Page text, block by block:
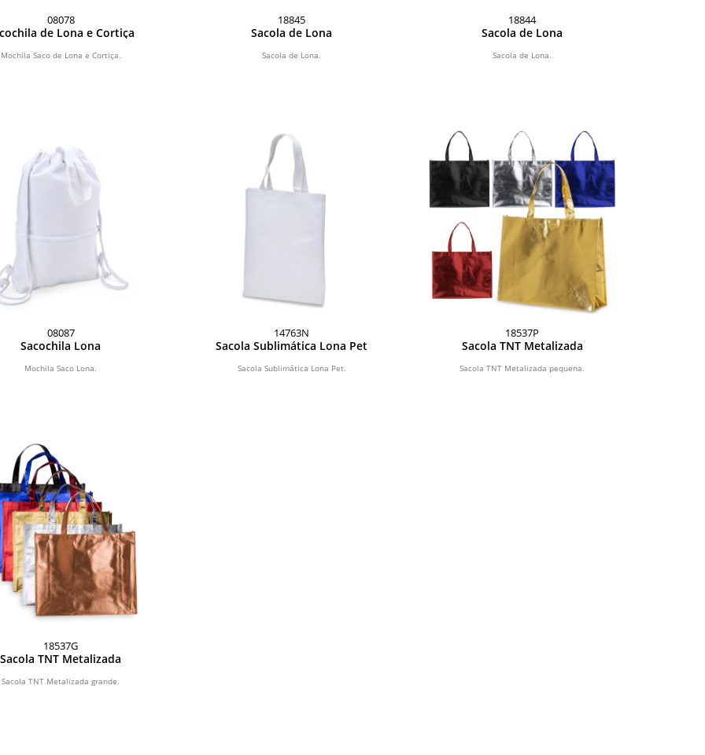
08078
de Lona e Cortiça
Mochila Saco de Lona e Cortiça.
18845
Sacola de Lona
Sacola de Lona.
18844
Sacola de Lona
Sacola de Lona.
08087
Sacochila Lona
Mochila Saco Lona.
14763N
Sacola Sublimática Lona Pet
Sacola Sublimática Lona Pet.
18537P
Sacola TNT Metalizada
Sacola TNT Metalizada pequena.
18537G
Sacola TNT Metalizada
Sacola TNT Metalizada grande.